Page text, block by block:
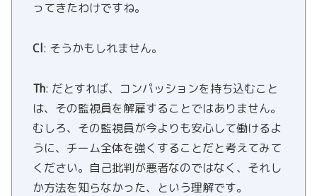
ってきたわけですね。
Cl: そうかもしれません。
Th: だとすれば、コンパッションを持ち込むこと
は、その監視員を解雇することではありません。
むしろ、その監視員が今よりも安心して働けるよ
うに、チーム全体を強くすることだと考えてみて
ください。自己批判が悪者なのではなく、それし
か方法を知らなかった、という理解です。